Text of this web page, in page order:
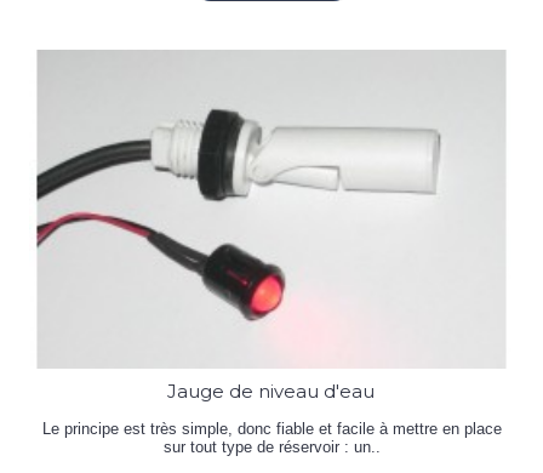
Jauge de niveau d'eau
Le principe est très simple, donc fiable et facile à mettre en place
sur tout type de réservoir : un..